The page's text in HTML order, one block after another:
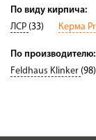
По виду кирпича:
ЛСР (33) Керма
По производителю:
Feldhaus Klinker (98)